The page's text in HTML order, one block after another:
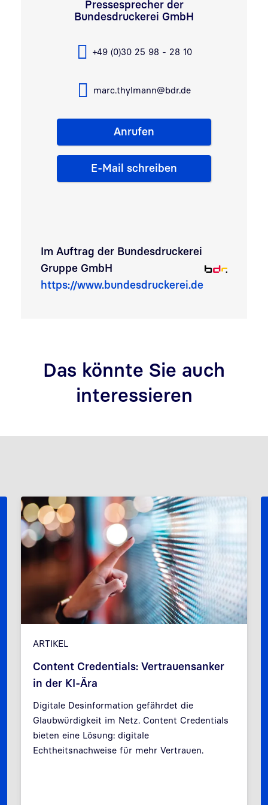
Pressesprecher der
Bundesdruckerei GmbH
+49 (0)30 25 98 - 28 10
marc.thylmann@bdr.de
Anrufen
E-Mail schreiben
Im Auftrag der Bundesdruckerei
Gruppe GmbH
https://www.bundesdruckerei.de
Das könnte Sie auch
interessieren
ARTIKEL
Content Credentials: Vertrauensanker
in der KI-Ära
Digitale Desinformation gefährdet die
Glaubwürdigkeit im Netz. Content Credentials
bieten eine Lösung: digitale
Echtheitsnachweise für mehr Vertrauen.